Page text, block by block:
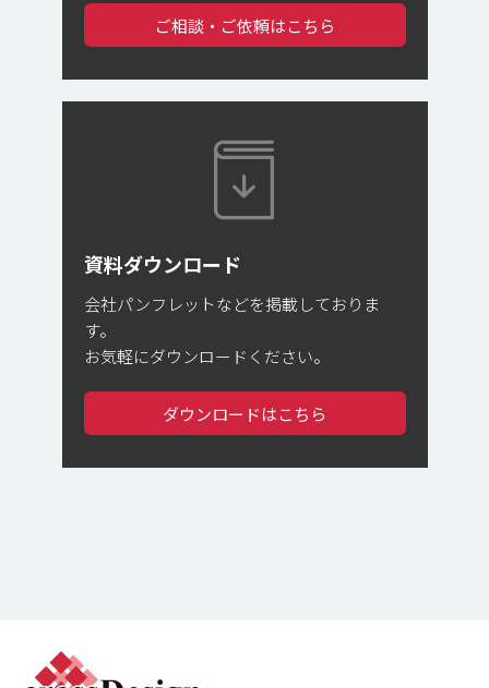
ご相談・ご依頼はこちら
資料ダウンロード
会社パンフレットなどを掲載しておりま
す。
お気軽にダウンロードください。
ダウンロードはこちら